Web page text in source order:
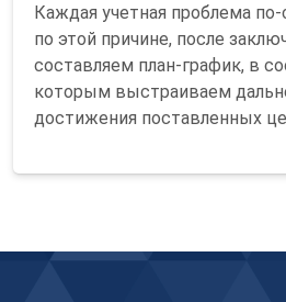
Каждая учетная проблема
по этой причине, после
составляем план-график, в
которым выстраиваем
достижения поставленных